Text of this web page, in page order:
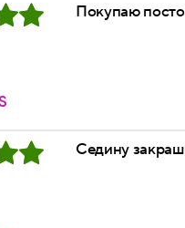
Покупаю
Седину